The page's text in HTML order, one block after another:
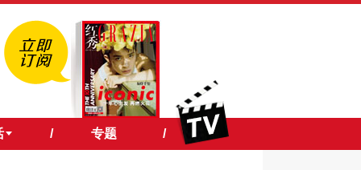
/ 专题 /